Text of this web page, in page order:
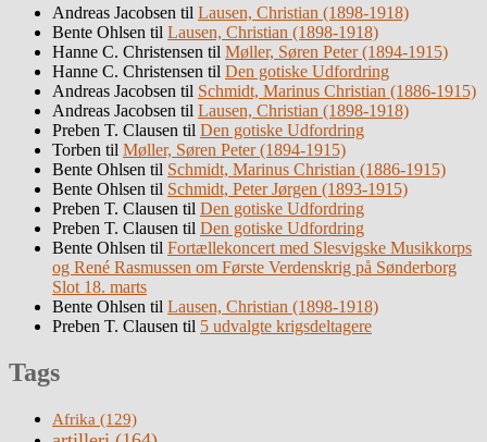
Andreas Jacobsen til Lausen, Christian (1898-1918)
Bente Ohlsen til Lausen, Christian (1898-1918)
Hanne C. Christensen til Møller, Søren Peter (1894-1915)
Hanne C. Christensen til Den gotiske Udfordring
Andreas Jacobsen til Schmidt, Marinus Christian (1886-1915)
Andreas Jacobsen til Lausen, Christian (1898-1918)
Preben T. Clausen til Den gotiske Udfordring
Torben til Møller, Søren Peter (1894-1915)
Bente Ohlsen til Schmidt, Marinus Christian (1886-1915)
Bente Ohlsen til Schmidt, Peter Jørgen (1893-1915)
Preben T. Clausen til Den gotiske Udfordring
Preben T. Clausen til Den gotiske Udfordring
Bente Ohlsen til Fortællekoncert med Slesvigske Musikkorps
og René Rasmussen om Første Verdenskrig på Sønderborg
Slot 18. marts
Bente Ohlsen til Lausen, Christian (1898-1918)
Preben T. Clausen til 5 udvalgte krigsdeltagere
Tags
Afrika (129)